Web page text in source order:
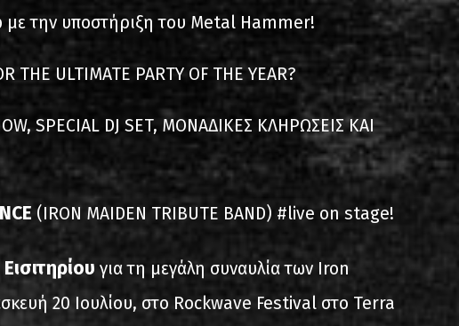
Stadium
με την υποστήριξη του Metal Hammer!
THE ULTIMATE PARTY OF THE YEAR?
SPECIAL DJ SET, ΜΟΝΑΔΙΚΕΣ ΚΛΗΡΩΣΕΙΣ ΚΑΙ
(IRON MAIDEN TRIBUTE BAND) #live on stage!
για τη μεγάλη συναυλία των Iron
20 Ιουλίου, στο Rockwave Festival στο Terra